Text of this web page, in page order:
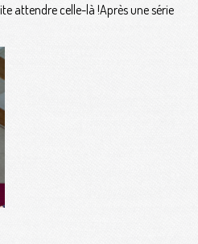
attendre celle-là !Après une série